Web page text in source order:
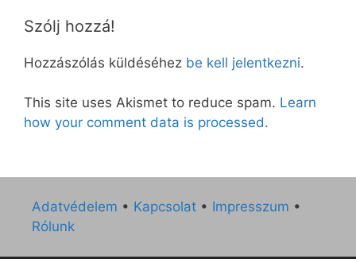
Szólj hozzá!
Hozzászólás küldéséhez be kell jelentkezni.
This site uses Akismet to reduce spam. Learn
how your comment data is processed.
Adatvédelem • Kapcsolat • Impresszum •
Rólunk